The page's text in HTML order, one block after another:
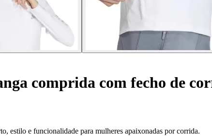
comprida com fecho de
estilo e funcionalidade para mulheres apaixonadas por corrida.